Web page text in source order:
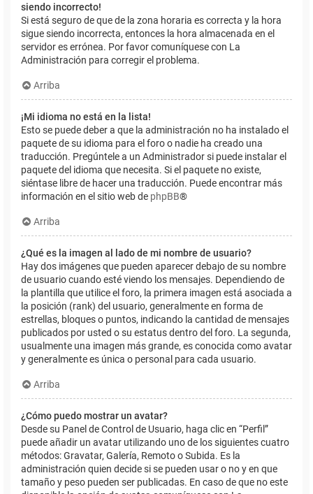
siendo incorrecto!
Si está seguro de que de la zona horaria es correcta y la hora
sigue siendo incorrecta, entonces la hora almacenada en el
servidor es errónea. Por favor comuníquese con La
Administración para corregir el problema.
Arriba
¡Mi idioma no está en la lista!
Esto se puede deber a que la administración no ha instalado el
paquete de su idioma para el foro o nadie ha creado una
traducción. Pregúntele a un Administrador si puede instalar el
paquete del idioma que necesita. Si el paquete no existe,
siéntase libre de hacer una traducción. Puede encontrar más
información en el sitio web de phpBB®
Arriba
¿Qué es la imagen al lado de mi nombre de usuario?
Hay dos imágenes que pueden aparecer debajo de su nombre
de usuario cuando esté viendo los mensajes. Dependiendo de
la plantilla que utilice el foro, la primera imagen está asociada a
la posición (rank) del usuario, generalmente en forma de
estrellas, bloques o puntos, indicando la cantidad de mensajes
publicados por usted o su estatus dentro del foro. La segunda,
usualmente una imagen más grande, es conocida como avatar
y generalmente es única o personal para cada usuario.
Arriba
¿Cómo puedo mostrar un avatar?
Desde su Panel de Control de Usuario, haga clic en “Perfil”
puede añadir un avatar utilizando uno de los siguientes cuatro
métodos: Gravatar, Galería, Remoto o Subida. Es la
administración quien decide si se pueden usar o no y en que
tamaño y peso pueden ser publicadas. En caso de que no este